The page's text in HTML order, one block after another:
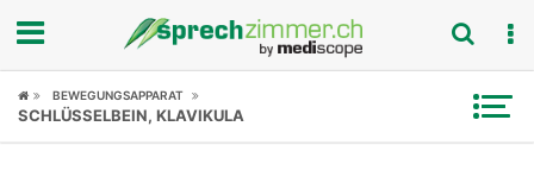
FokusBEWEGUNGSAPPARAT
SCHLÜSSELBEIN, KLAVIKULA